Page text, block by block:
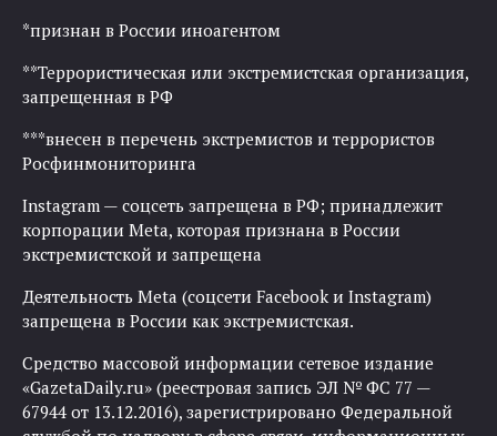
*признан в России иноагентом
**Террористическая или экстремистская организация,
запрещенная в РФ
***внесен в перечень экстремистов и террористов
Росфинмониторинга
Instagram — соцсеть запрещена в РФ; принадлежит
корпорации Meta, которая признана в России
экстремистской и запрещена
Деятельность Meta (соцсети Facebook и Instagram)
запрещена в России как экстремистская.
Средство массовой информации сетевое издание
«GazetaDaily.ru» (реестровая запись ЭЛ № ФС 77 —
67944 от 13.12.2016), зарегистрировано Федеральной